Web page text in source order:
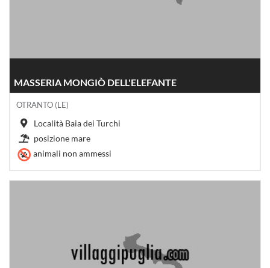
MASSERIA MONGIÒ DELL'ELEFANTE
OTRANTO (LE)
Località Baia dei Turchi
posizione mare
animali non ammessi